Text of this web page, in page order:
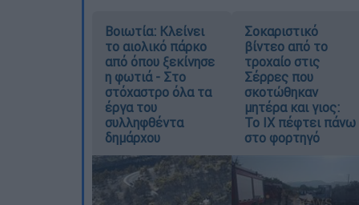
Βοιωτία: Κλείνει
το αιολικό πάρκο
από όπου ξεκίνησε
η φωτιά - Στο
στόχαστρο όλα τα
έργα του
συλληφθέντα
δημάρχου
Σοκαριστικό
βίντεο από το
τροχαίο στις
Σέρρες που
σκοτώθηκαν
μητέρα και γιος:
Το ΙΧ πέφτει πάνω
στο φορτηγό